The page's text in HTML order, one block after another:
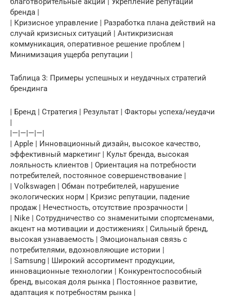
бренда |
| Кризисное управление | Разработка плана действий на
случай кризисных ситуаций | Антикризисная
коммуникация, оперативное решение проблем |
Минимизация ущерба репутации |
Таблица 3: Примеры успешных и неудачных стратегий
брендинга
| Бренд | Стратегия | Результат | Факторы успеха/неудачи
|
|—|—|—|—|
| Apple | Инновационный дизайн, высокое качество,
эффективный маркетинг | Культ бренда, высокая
лояльность клиентов | Ориентация на потребности
потребителей, постоянное совершенствование |
| Volkswagen | Обман потребителей, нарушение
экологических норм | Кризис репутации, падение
продаж | Нечестность, отсутствие прозрачности |
| Nike | Сотрудничество со знаменитыми спортсменами,
акцент на мотивации и достижениях | Сильный бренд,
высокая узнаваемость | Эмоциональная связь с
потребителями, вдохновляющие истории |
| Samsung | Широкий ассортимент продукции,
инновационные технологии | Конкурентоспособный
бренд, высокая доля рынка | Постоянное развитие,
адаптация к потребностям рынка |